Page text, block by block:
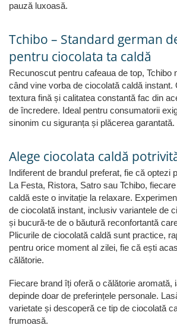
pauză luxoasă.
Tchibo – Standard german
pentru ciocolata ta caldă
Recunoscut pentru cafeaua de top, Tchibo
când vine vorba de ciocolată caldă instant.
textura fină și calitatea constantă fac din
de încredere. Ideal pentru consumatorii
sinonim cu siguranța și plăcerea garantată.
Alege ciocolata caldă
Indiferent de brandul preferat, fie că optezi
La Festa, Ristora, Satro sau Tchibo,
caldă este o invitație la relaxare.
de ciocolată instant, inclusiv variantele de
și bucură-te de o băutură reconfortantă
Plicurile de ciocolată caldă sunt practice,
pentru orice moment al zilei, fie că ești
călătorie.
Fiecare brand îți oferă o călătorie aromată,
depinde doar de preferințele personale.
varietate și descoperă ce tip de ciocolată
frumoasă.